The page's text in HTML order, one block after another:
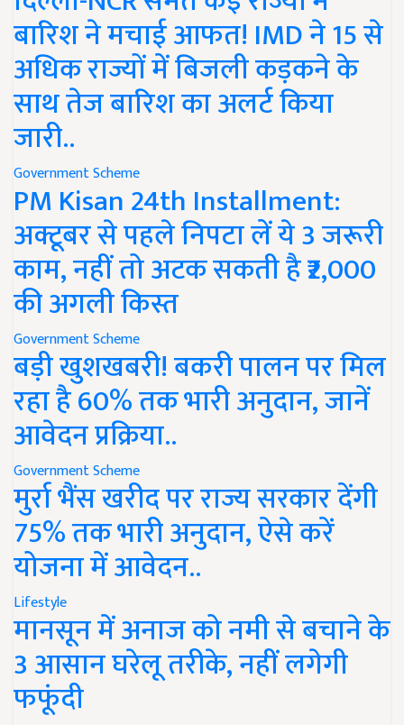
बारिश ने मचाई आफत! IMD ने 15 से
अधिक राज्यों में बिजली कड़कने के
साथ तेज बारिश का अलर्ट किया
जारी..
Government Scheme
PM Kisan 24th Installment:
अक्टूबर से पहले निपटा लें ये 3 जरूरी
काम, नहीं तो अटक सकती है ₹2,000
की अगली किस्त
Government Scheme
बड़ी खुशखबरी! बकरी पालन पर मिल
रहा है 60% तक भारी अनुदान, जानें
आवेदन प्रक्रिया..
Government Scheme
मुर्रा भैंस खरीद पर राज्य सरकार देंगी
75% तक भारी अनुदान, ऐसे करें
योजना में आवेदन..
Lifestyle
मानसून में अनाज को नमी से बचाने के
3 आसान घरेलू तरीके, नहीं लगेगी
फफूंदी